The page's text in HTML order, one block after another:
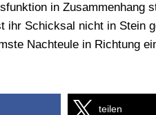
in Zusammenhang
ihr Schicksal nicht in Stein
Nachteule in Richtung
teilen